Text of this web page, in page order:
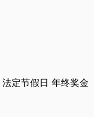
法定节假日 年终奖金